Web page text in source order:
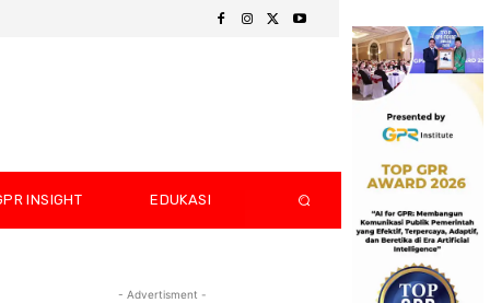
INSIGHT EDUKASI
- Advertisment -